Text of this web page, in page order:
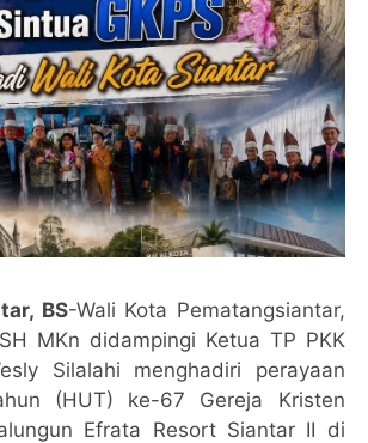
BS-Wali Kota Pematangsiantar,
MKn didampingi Ketua TP PKK
Silalahi menghadiri perayaan
(HUT) ke-67 Gereja Kristen
Efrata Resort Siantar II di